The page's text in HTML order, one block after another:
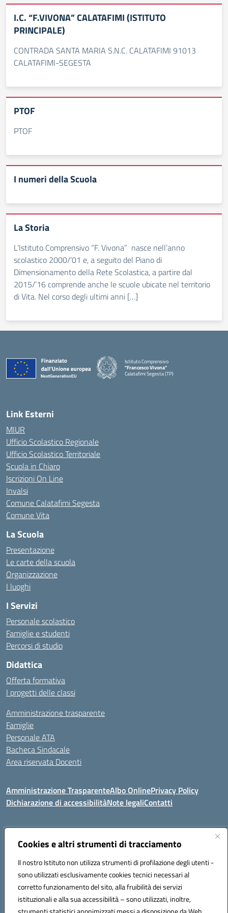
Cookies e altri strumenti di tracciamento
Il nostro Istituto non utilizza strumenti di profilazione degli utenti -
sono utilizzati esclusivamente cookies tecnici necessari al
corretto funzionamento del sito, alla fruibilità dei servizi
istituzionali e alla sua accessibilità – sono utilizzati, inoltre,
I.C. “F.VIVONA” CALATAFIMI (ISTITUTO
PRINCIPALE)
CONTRADA SANTA MARIA S.N.C. CALATAFIMI 91013
CALATAFIMI-SEGESTA
PTOF
PTOF
I numeri della Scuola
La Storia
L’Istituto Comprensivo “F. Vivona” nasce nell’anno
scolastico 2000/’01 e, a seguito del Piano di
Dimensionamento della Rete Scolastica, a partire dal
2015/’16 comprende anche le scuole ubicate nel territorio
di Vita. Nel corso degli ultimi anni […]
Istituto Comprensivo
"Francesco Vivona"
Calatafimi Segesta (TP)
— Visita la pagina iniziale della scuola
Link Esterni
MIUR
Ufficio Scolastico Regionale
Ufficio Scolastico Territoriale
Scuola in Chiaro
Iscrizioni On Line
Invalsi
Comune Calatafimi Segesta
Comune Vita
La Scuola
Presentazione
Le carte della scuola
Organizzazione
I luoghi
I Servizi
Personale scolastico
Famiglie e studenti
Percorsi di studio
Didattica
Offerta formativa
I progetti delle classi
Amministrazione trasparente
Famiglie
Personale ATA
Bacheca Sindacale
Area riservata Docenti
Amministrazione TrasparenteAlbo OnlinePrivacy Policy
Dichiarazione di accessibilitàNote legaliContatti
Indirizzo:C/da Santa Maria, s.n.c. – 91013 Calatafimi Segesta (TP)
Posta elettronica certificata (PEC):TPIC81300B@pec.istruzione.it
Codice fiscale: 80004430817
Codice meccanografico: TPIC81300B